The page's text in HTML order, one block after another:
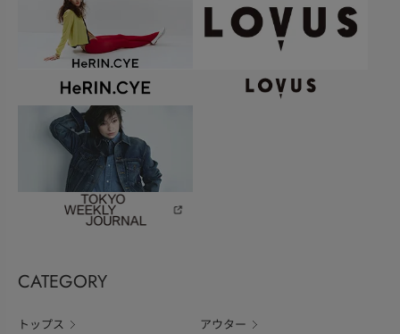
CATEGORY
トップス アウター